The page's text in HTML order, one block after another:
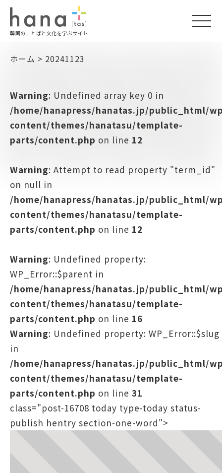
韓国のことばと文化を学ぶサイト
ホーム > 20241123
Warning: Undefined array key 0 in
/home/hanapress/hanatas.jp/public_html/
content/themes/hanatasu/template-
parts/content.php on line 12
Warning: Attempt to read property "term_id"
on null in
/home/hanapress/hanatas.jp/public_html/
content/themes/hanatasu/template-
parts/content.php on line 12
Warning: Undefined property:
WP_Error::$parent in
/home/hanapress/hanatas.jp/public_html/
content/themes/hanatasu/template-
parts/content.php on line 16
Warning: Undefined property: WP_Error::$slug
in
/home/hanapress/hanatas.jp/public_html/
content/themes/hanatasu/template-
parts/content.php on line 31
class="post-16708 today type-today status-
publish hentry section-one-word">